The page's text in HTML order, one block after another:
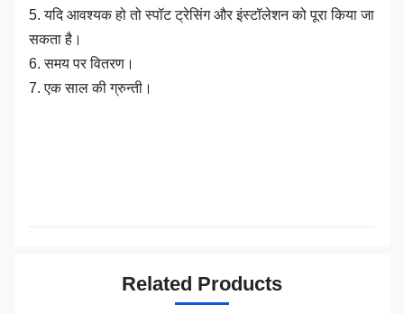
5. यदि आवश्यक हो तो स्पॉट ट्रेसिंग और इंस्टॉलेशन को पूरा किया जा
सकता है।
6. समय पर वितरण।
7. एक साल की ग्रुन्ती।
Related Products